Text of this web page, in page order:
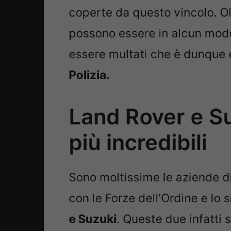
coperte da questo vincolo.
possono essere in alcun
essere multati che è
Polizia.
Land Rover e
più incredibili
Sono moltissime le aziende
con le Forze dell’Ordine e
e Suzuki. Queste due infatti